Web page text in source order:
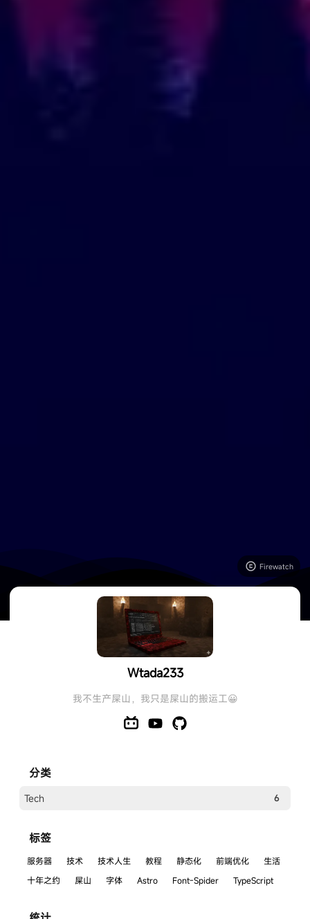
Wtada233's Blog
Firewatch
Wtada233
我不生产屎山，我只是屎山的搬运工😀
分类
Tech 6
标签
服务器 技术 技术人生 教程 静态化 前端优化
生活
十年之约
屎山 字体 Astro Font-Spider TypeScript